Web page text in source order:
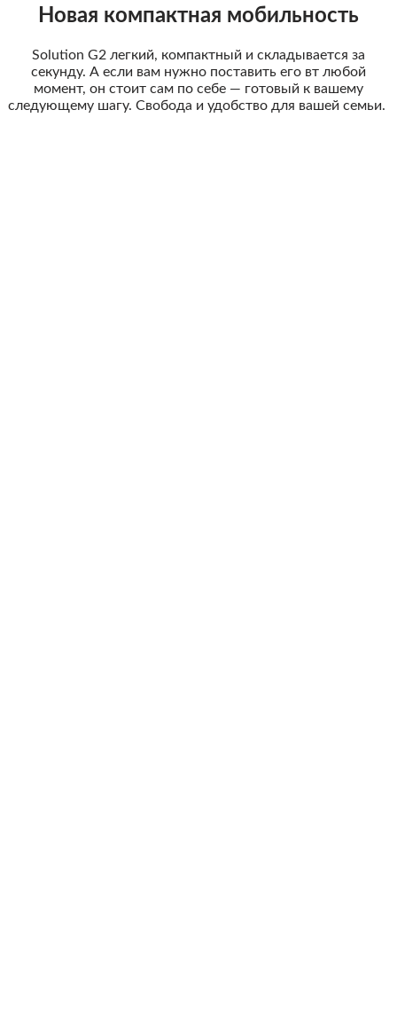
Новая компактная мобильность
Solution G2 легкий, компактный и складывается за
секунду. А если вам нужно поставить его вт любой
момент, он стоит сам по себе — готовый к вашему
следующему шагу. Свобода и удобство для вашей семьи.